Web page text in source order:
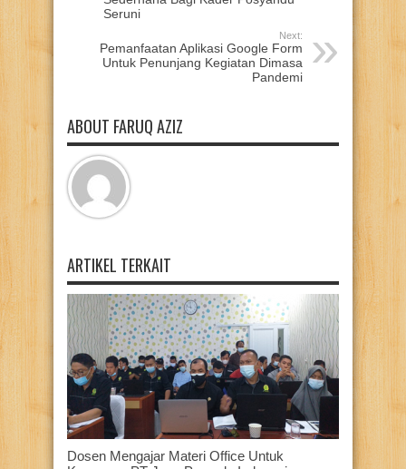
Seruni
Next:
Pemanfaatan Aplikasi Google Form
Untuk Penunjang Kegiatan Dimasa
Pandemi
ABOUT FARUQ AZIZ
ARTIKEL TERKAIT
Dosen Mengajar Materi Office Untuk